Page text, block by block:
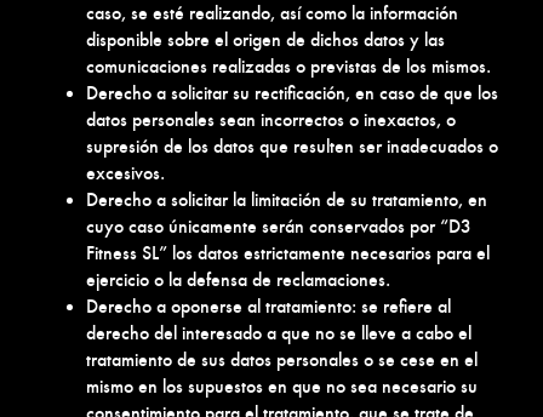
caso, se esté realizando, así como la información
disponible sobre el origen de dichos datos y las
comunicaciones realizadas o previstas de los mismos.
Derecho a solicitar su rectificación, en caso de que los
datos personales sean incorrectos o inexactos, o
supresión de los datos que resulten ser inadecuados o
excesivos.
Derecho a solicitar la limitación de su tratamiento, en
cuyo caso únicamente serán conservados por “D3
Fitness SL” los datos estrictamente necesarios para el
ejercicio o la defensa de reclamaciones.
Derecho a oponerse al tratamiento: se refiere al
derecho del interesado a que no se lleve a cabo el
tratamiento de sus datos personales o se cese en el
mismo en los supuestos en que no sea necesario su